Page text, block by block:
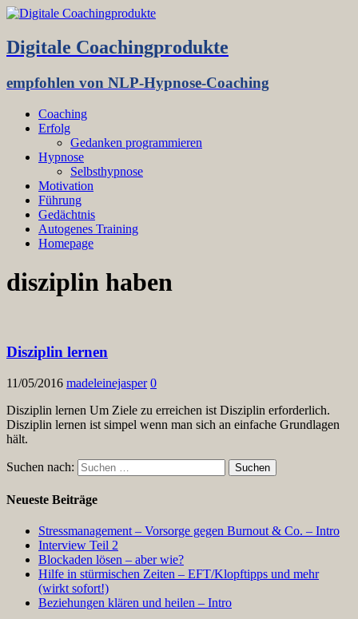
Digitale Coachingprodukte
empfohlen von NLP-Hypnose-Coaching
Coaching
Erfolg
Gedanken programmieren
Hypnose
Selbsthypnose
Motivation
Führung
Gedächtnis
Autogenes Training
Homepage
disziplin haben
Disziplin lernen
11/05/2016 madeleinejasper 0
Disziplin lernen Um Ziele zu erreichen ist Disziplin erforderlich.
Disziplin lernen ist simpel wenn man sich an einfache Grundlagen
hält.
Suchen nach:
Neueste Beiträge
Stressmanagement – Vorsorge gegen Burnout & Co. – Intro
Interview Teil 2
Blockaden lösen – aber wie?
Hilfe in stürmischen Zeiten – EFT/Klopftipps und mehr
(wirkt sofort!)
Beziehungen klären und heilen – Intro